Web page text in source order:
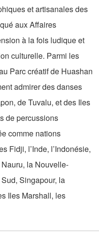
et artisanales des
aux Affaires
à la fois ludique et
culturelle. Parmi les
Parc créatif de Huashan
admirer des danses
de Tuvalu, et des Iles
de percussions
comme nations
Fidji, l’Inde, l’Indonésie,
la Nouvelle-
Singapour, la
Iles Marshall, les